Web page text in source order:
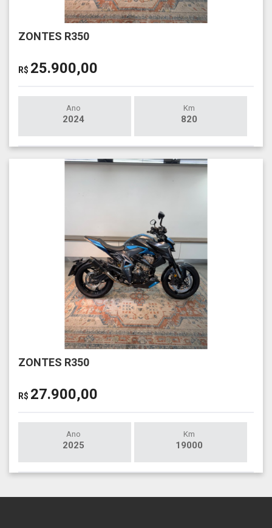
ZONTES R350
R$ 25.900,00
Ano
2024
Km
820
ZONTES R350
R$ 27.900,00
Ano
2025
Km
19000